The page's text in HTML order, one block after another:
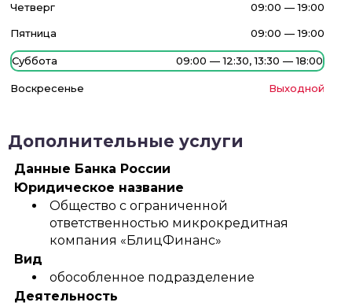
Четверг 09:00 — 19:00
Пятница 09:00 — 19:00
Суббота 09:00 — 12:30, 13:30 — 18:00
Воскресенье Выходной
Дополнительные услуги
Данные Банка России
Юридическое название
Общество с ограниченной
ответственностью микрокредитная
компания «БлицФинанс»
Вид
обособленное подразделение
Деятельность